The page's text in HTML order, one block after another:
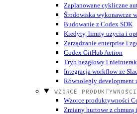
Zaplanowane cykliczne
Środowiska wykonawcze
Budowanie z Codex SDK
Kredyty, limity użycia i
Zarządzanie enterprise i
Codex GitHub Action
Tryb bezgłowy i
Integracja workflow ze
Równoległy development
WZORCE PRODUKTYWNOŚCI
Wzorce produktywności
Zmiany hurtowe z chmurą